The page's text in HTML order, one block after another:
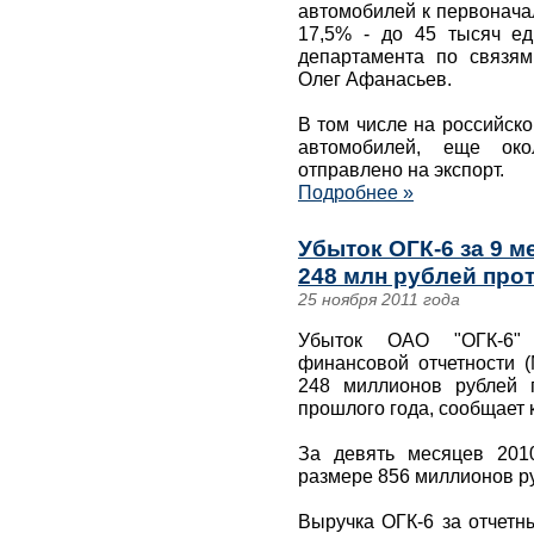
автомобилей к
17,5% - до 45 тысяч
департамента по
Олег Афанасьев.
В том числе на
автомобилей, еще
отправлено на экспорт.
Подробнее »
Убыток ОГК-6 за 9
248 млн рублей
25 ноября 2011 года
Убыток ОАО "ОГК-6"
финансовой
248 миллионов рублей
прошлого года, сообщает
За девять месяцев
размере 856 миллионов
Выручка ОГК-6 за